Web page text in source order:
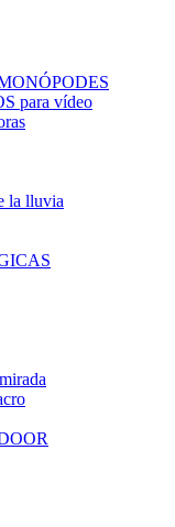
para vídeo
la lluvia